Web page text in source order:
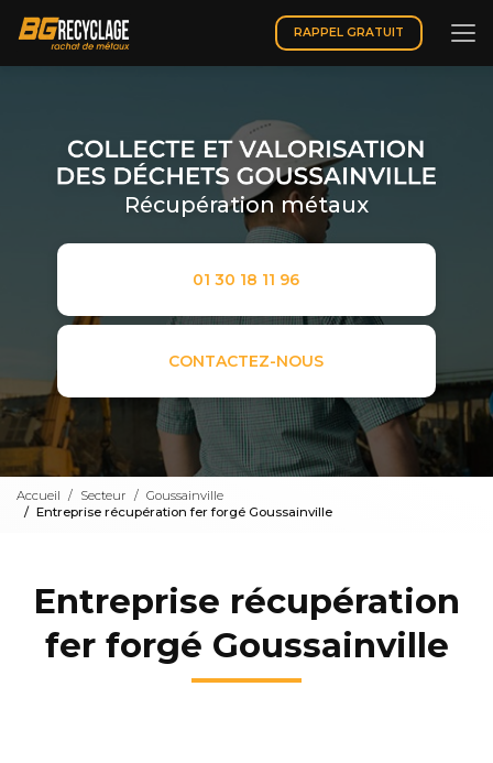
contenu
principal
RAPPEL GRATUIT
Récupération métaux
01 30 18 11 96
CONTACTEZ-NOUS
Accueil Secteur
Goussainville
Entreprise récupération fer forgé Goussainville
Entreprise récupération
fer forgé Goussainville